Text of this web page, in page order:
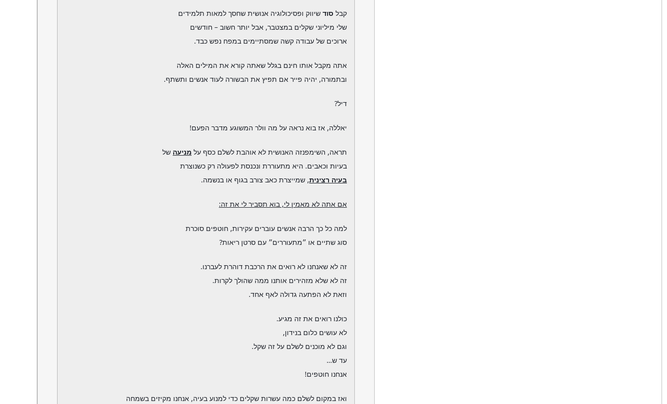
קבל סוד שיווק ופסיכולוגיה אנושית שחסך למאות תלמידים
שלי מיליוני שקלים במצטבר, אבל יותר חשוב – חודשים
ארוכים של עבודה קשה שמסתיימים במפח נפש כבד.
אתה מקבל אותו חינם בגלל שאתה קורא את המילים האלה
ובתמורה, יהיה פייר אם תפיץ את הבשורה לעוד אנשים ותשתף.
דיל?
יאללה, אז בוא נראה על מה וולר המשוגע מדבר הפעם!
תראה, השימפנזה האנושית לא אוהבת לשלם כסף על מניעה של
בעיות וכאבים. היא מתעוררת ונכנסת לפעולה רק כשנוצרת
בעיה רצינית, שמייצרת כאב צורב בגוף או בנשמה.
אם אתה לא מאמין לי, בוא תסביר לי את זה:
למה כל כך הרבה אנשים עוברים עקירות, חוטפים סוכרת
סוג שתיים או ״מתעוררים״ עם סרטן ריאות?
זה לא שאנחנו לא רואים את הרכבת דוהרת לעברנו.
זה לא שלא מזהירים אותנו ממה שהולך לקרות.
וזאת לא הפתעה גדולה לאף אחד.
כולנו רואים את זה מגיע.
לא עושים כלום בנידון,
וגם לא מוכנים לשלם על זה שקל.
עד ש…
אנחנו חוטפים!
ואז במקום לשלם כמה עשרות שקלים כדי למנוע בעיה, אנחנו מקיזים בשמחה